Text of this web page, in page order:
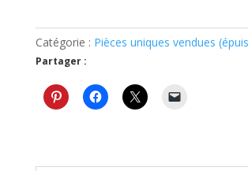
une
mamie
Catégorie : Pièces uniques vendues
Partager :